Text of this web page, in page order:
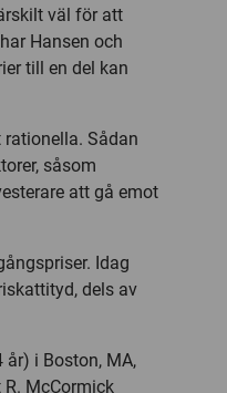
väl för att
Hansen och
till en del kan
Sådan
såsom
att gå emot
Idag
dels av
år) i Boston, MA,
R. McCormick